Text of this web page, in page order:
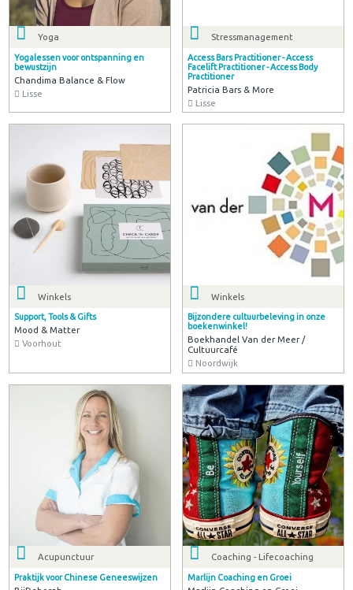
Yoga
Yogalessen voor ontspanning en
bewustzijn
Chandima Balance & Flow
Lisse
Stressmanagement
Access Bars Practitioner - Access
Facelift Practitioner - Access Body
Practitioner
Patricia Bars & More
Lisse
Winkels
Support, Tools & Gifts
Mood & Matter
Voorhout
Winkels
Bijzondere cultuurbeleving in onze
boekenwinkel!
Boekhandel Van der Meer /
Cultuurcafé
Noordwijk
Acupunctuur
Praktijk voor Chinese Geneeswijzen
Coaching - Lifecoaching
Marlijn Coaching en Groei